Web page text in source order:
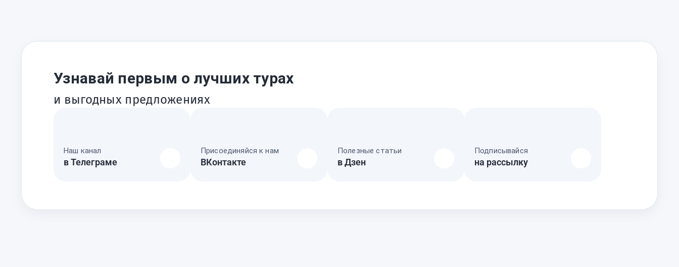
Узнавай первым о лучших турах
и выгодных предложениях
Наш канал
в Телеграме
Присоединяйся к нам
ВКонтакте
Полезные статьи
в Дзен
Подписывайся
на рассылку